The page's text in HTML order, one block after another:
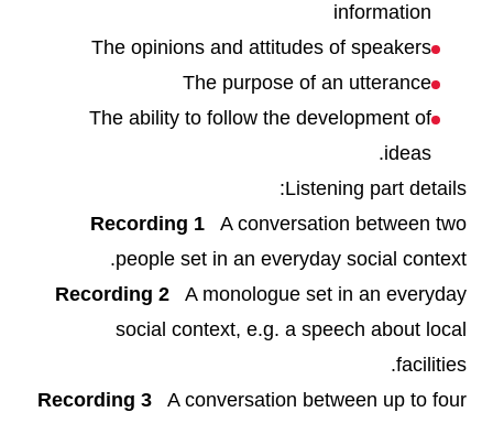
information
The opinions and attitudes of speakers
The purpose of an utterance
The ability to follow the development of
ideas.
Listening part details:
Recording 1
A conversation between two
people set in an everyday social context.
Recording 2
A monologue set in an everyday
social context, e.g. a speech about local
facilities.
Recording 3
A conversation between up to four